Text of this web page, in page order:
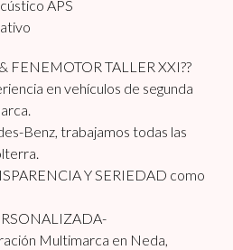
APS
FENEMOTOR TALLER XXI??
en vehículos de segunda
Benz, trabajamos todas las
Y SERIEDAD como
Multimarca en Neda,